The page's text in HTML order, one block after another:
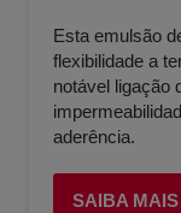
Esta emulsão
flexibilidade a
notável ligação
aderência.
SAIBA MAIS